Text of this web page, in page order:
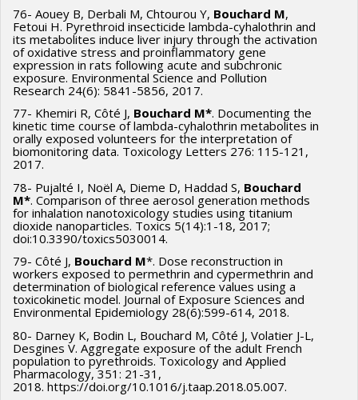
76- Aouey B, Derbali M, Chtourou Y, Bouchard M,
Fetoui H. Pyrethroid insecticide lambda-cyhalothrin and
its metabolites induce liver injury through the activation
of oxidative stress and proinflammatory gene
expression in rats following acute and subchronic
exposure. Environmental Science and Pollution
Research 24(6): 5841-5856, 2017.
77- Khemiri R, Côté J, Bouchard M*. Documenting the
kinetic time course of lambda-cyhalothrin metabolites in
orally exposed volunteers for the interpretation of
biomonitoring data. Toxicology Letters 276: 115-121,
2017.
78- Pujalté I, Noël A, Dieme D, Haddad S, Bouchard
M*. Comparison of three aerosol generation methods
for inhalation nanotoxicology studies using titanium
dioxide nanoparticles. Toxics 5(14):1-18, 2017;
doi:10.3390/toxics5030014.
79- Côté J, Bouchard M*. Dose reconstruction in
workers exposed to permethrin and cypermethrin and
determination of biological reference values using a
toxicokinetic model. Journal of Exposure Sciences and
Environmental Epidemiology 28(6):599-614, 2018.
80- Darney K, Bodin L, Bouchard M, Côté J, Volatier J-L,
Desgines V. Aggregate exposure of the adult French
population to pyrethroids. Toxicology and Applied
Pharmacology, 351: 21-31,
2018. https://doi.org/10.1016/j.taap.2018.05.007.